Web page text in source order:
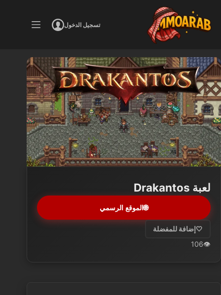
المحتوى
تسجيل الدخول
لعبة Drakantos
🌐الموقع الرسمي
🤍 إضافة للمفضلة
👁️
106